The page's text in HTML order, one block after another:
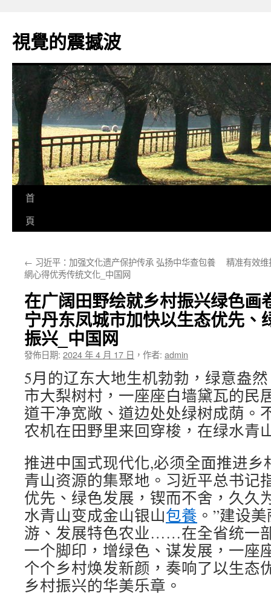
主
要
視覺的震撼波
首
頁
← 习近平：加强文化遗产保护传承 弘扬中华查包養
網心得优秀传统文化_中国网
精准有效
在广阔田野绘就乡村振兴绿色
宁丹东凤城市加快以生态优先、
振兴_中国网
發佈日期: 2024 年 4 月 17 日 ， 作者: admin
5月的辽东大地生机勃勃，绿意盎
市大梨树村，一座座白墙黛瓦的民
道干净宽敞、道边处处绿树成荫。
农机在田野里来回穿梭，在绿水青
推进中国式现代化,必须全面推进
青山资源的集聚地。习近平总书记
优先、绿色发展，锲而不舍，久久
水青山变成金山银山包養 。”建设
游、发展特色农业……在全省统一
一个脚印，增绿色、谋发展，一座
个个乡村焕发新颜，奏响了以生态
乡村振兴的华美乐章。